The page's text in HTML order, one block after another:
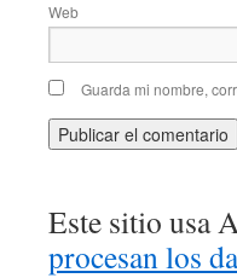
Web
Guarda mi nombre,
Este sitio usa
procesan los